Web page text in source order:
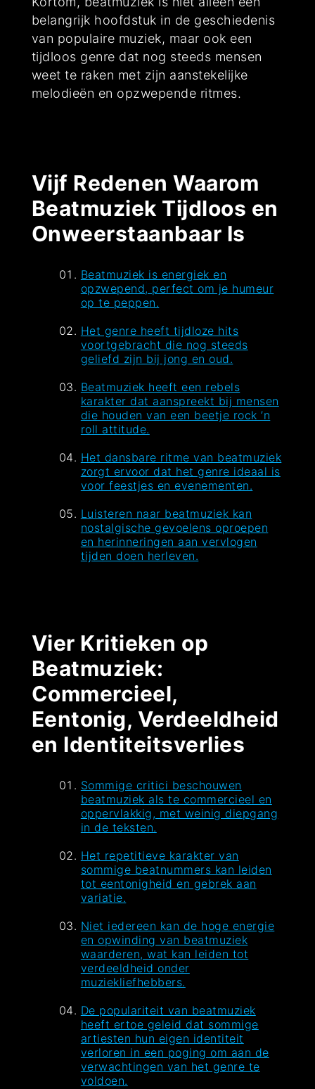
belangrijk hoofdstuk in de geschiedenis
van populaire muziek, maar ook een
tijdloos genre dat nog steeds mensen
weet te raken met zijn aanstekelijke
melodieën en opzwepende ritmes.
Vijf Redenen Waarom
Beatmuziek Tijdloos en
Onweerstaanbaar Is
Beatmuziek is energiek en
opzwepend, perfect om je humeur
op te peppen.
Het genre heeft tijdloze hits
voortgebracht die nog steeds
geliefd zijn bij jong en oud.
Beatmuziek heeft een rebels
karakter dat aanspreekt bij mensen
die houden van een beetje rock ’n
roll attitude.
Het dansbare ritme van beatmuziek
zorgt ervoor dat het genre ideaal is
voor feestjes en evenementen.
Luisteren naar beatmuziek kan
nostalgische gevoelens oproepen
en herinneringen aan vervlogen
tijden doen herleven.
Vier Kritieken op
Beatmuziek:
Commercieel,
Eentonig, Verdeeldheid
en Identiteitsverlies
Sommige critici beschouwen
beatmuziek als te commercieel en
oppervlakkig, met weinig diepgang
in de teksten.
Het repetitieve karakter van
sommige beatnummers kan leiden
tot eentonigheid en gebrek aan
variatie.
Niet iedereen kan de hoge energie
en opwinding van beatmuziek
waarderen, wat kan leiden tot
verdeeldheid onder
muziekliefhebbers.
De populariteit van beatmuziek
heeft ertoe geleid dat sommige
artiesten hun eigen identiteit
verloren in een poging om aan de
verwachtingen van het genre te
voldoen.